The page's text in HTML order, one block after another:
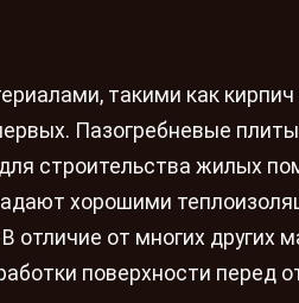
такими как кирпич
Пазогребневые
строительства жилых
хорошими
отличие от многих других
поверхности перед